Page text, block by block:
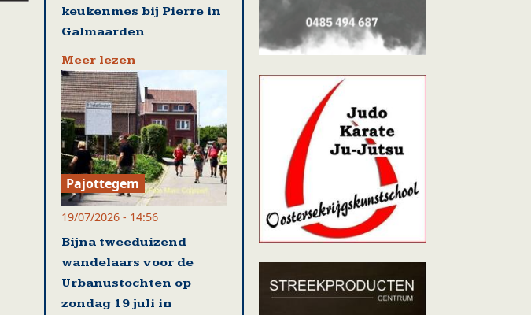
keukenmes bij Pierre in
Galmaarden
Meer lezen
Pajottegem
19/07/2026 - 14:56
Bijna tweeduizend
wandelaars voor de
Urbanustochten op
zondag 19 juli in